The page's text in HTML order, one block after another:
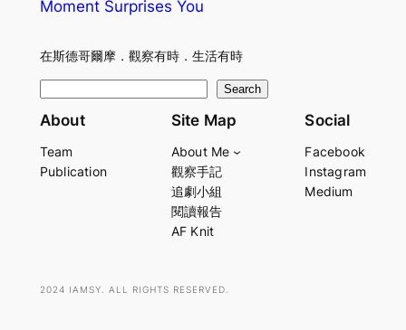
Moment Surprises You
在斯德哥爾摩．觀察有時．生活有時
e
r
Search
About
Team
Publication
Site Map
About Me
觀察手記
追劇小組
閱讀報告
AF Knit
Social
Facebook
Instagram
Medium
2024 IAMSY. ALL RIGHTS RESERVED.